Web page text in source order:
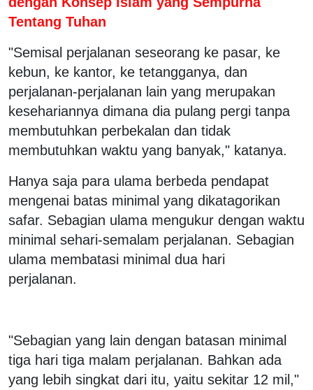
Tentang Tuhan
"Semisal perjalanan seseorang ke pasar, ke
kebun, ke kantor, ke tetangganya, dan
perjalanan-perjalanan lain yang merupakan
kesehariannya dimana dia pulang pergi tanpa
membutuhkan perbekalan dan tidak
membutuhkan waktu yang banyak," katanya.
Hanya saja para ulama berbeda pendapat
mengenai batas minimal yang dikatagorikan
safar. Sebagian ulama mengukur dengan waktu
minimal sehari-semalam perjalanan. Sebagian
ulama membatasi minimal dua hari
perjalanan.
"Sebagian yang lain dengan batasan minimal
tiga hari tiga malam perjalanan. Bahkan ada
yang lebih singkat dari itu, yaitu sekitar 12 mil,"